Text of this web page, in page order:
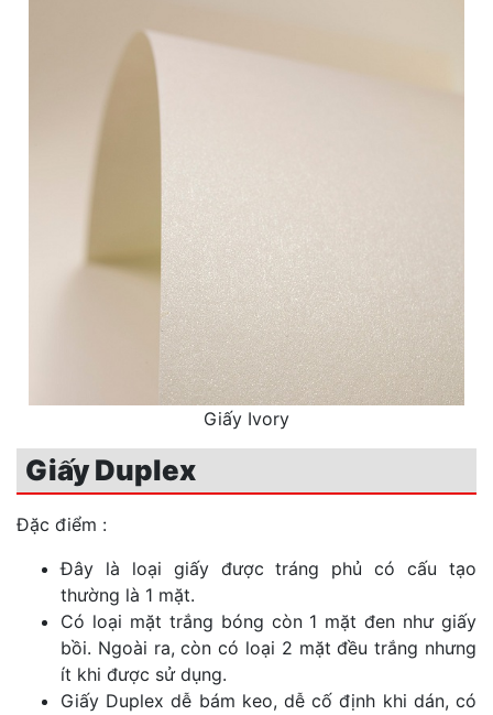
Giấy Ivory
Giấy Duplex
Đặc điểm :
Đây là loại giấy được tráng phủ có cấu tạo
thường là 1 mặt.
Có loại mặt trắng bóng còn 1 mặt đen như giấy
bồi. Ngoài ra, còn có loại 2 mặt đều trắng nhưng
ít khi được sử dụng.
Giấy Duplex dễ bám keo, dễ cố định khi dán, có